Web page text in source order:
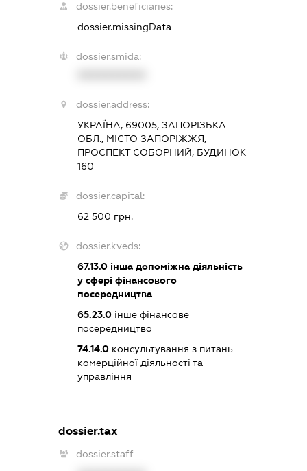
dossier.beneficiaries:
dossier.missingData
dossier.smida:
dossier.address:
УКРАЇНА, 69005, ЗАПОРІЗЬКА
ОБЛ., МІСТО ЗАПОРІЖЖЯ,
ПРОСПЕКТ СОБОРНИЙ, БУДИНОК
160
dossier.capital:
62 500 грн.
dossier.kveds:
67.13.0 інша допоміжна діяльність
у сфері фінансового
посередництва
65.23.0 інше фінансове
посередництво
74.14.0 консультування з питань
комерційної діяльності та
управління
dossier.tax
dossier.staff